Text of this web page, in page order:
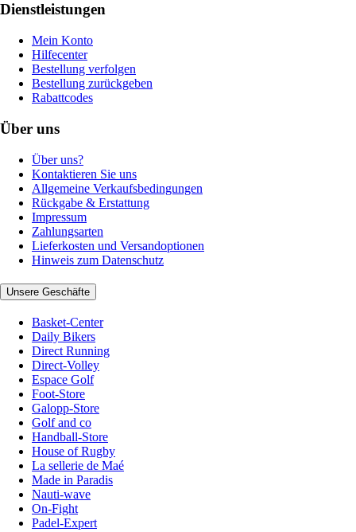
Dienstleistungen
Mein Konto
Hilfecenter
Bestellung verfolgen
Bestellung zurückgeben
Rabattcodes
Über uns
Über uns?
Kontaktieren Sie uns
Allgemeine Verkaufsbedingungen
Rückgabe & Erstattung
Impressum
Zahlungsarten
Lieferkosten und Versandoptionen
Hinweis zum Datenschutz
Unsere Geschäfte
Basket-Center
Daily Bikers
Direct Running
Direct-Volley
Espace Golf
Foot-Store
Galopp-Store
Golf and co
Handball-Store
House of Rugby
La sellerie de Maé
Made in Paradis
Nauti-wave
On-Fight
Padel-Expert